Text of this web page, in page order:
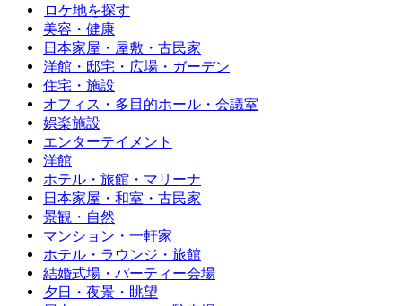
ロケ地を探す
美容・健康
日本家屋・屋敷・古民家
洋館・邸宅・広場・ガーデン
住宅・施設
オフィス・多目的ホール・会議室
娯楽施設
エンターテイメント
洋館
ホテル・旅館・マリーナ
日本家屋・和室・古民家
景観・自然
マンション・一軒家
ホテル・ラウンジ・旅館
結婚式場・パーティー会場
夕日・夜景・眺望